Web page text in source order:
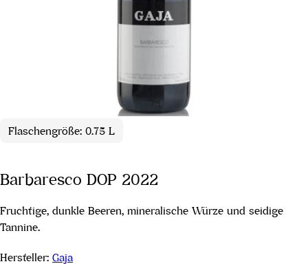
Flaschengröße: 0.75 L
Barbaresco DOP 2022
Fruchtige, dunkle Beeren, mineralische Würze und seidige
Tannine.
Hersteller: Gaja